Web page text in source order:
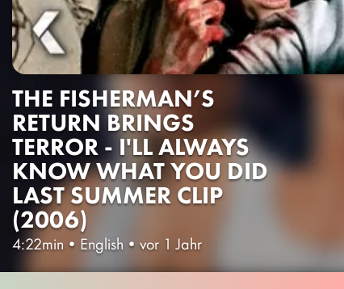
THE FISHERMAN’S
RETURN BRINGS
TERROR - I'LL ALWAYS
KNOW WHAT YOU DID
LAST SUMMER CLIP
(2006)
4:22min • English • vor 1 Jahr